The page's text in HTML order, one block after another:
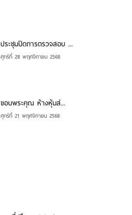
ประชุมปิดการตรวจสอบ ...
ศุกร์ที่ 28 พฤศจิกายน 2568
ขอบพระคุณ ห้างหุ้นส่...
ศุกร์ที่ 21 พฤศจิกายน 2568